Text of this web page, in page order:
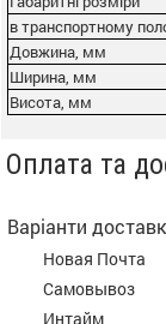
в транспортному
Довжина, мм
Ширина, мм
Висота, мм
Оплата та
Варіанти
Новая Почта
Самовывоз
Интайм